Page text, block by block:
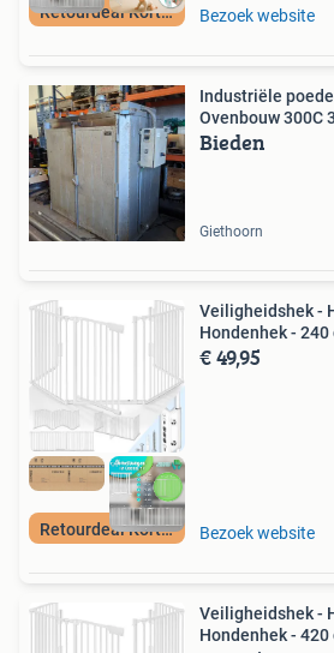
Retourdeal Korting Bezoek website
Industriële
Ovenbouw 300C
Bieden
Giethoorn
Retourdeal Korting
Veiligheidshek -
Hondenhek - 240
€ 49,95
Bezoek website
Veiligheidshek -
Hondenhek - 420